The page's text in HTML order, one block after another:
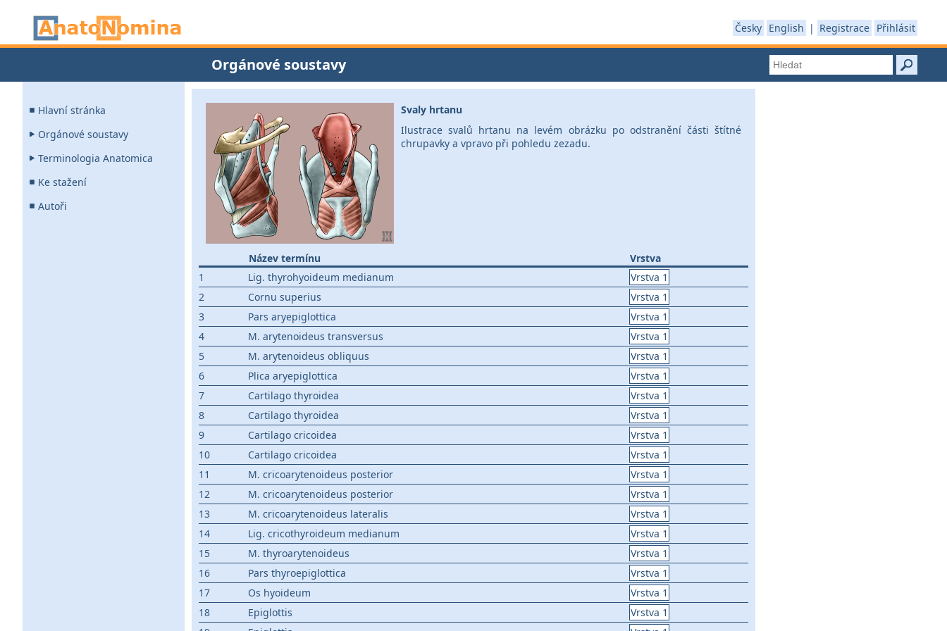
Česky English | Registrace Přihlásit
Orgánové soustavy
Hlavní stránka
Orgánové soustavy
Terminologia Anatomica
Ke stažení
Autoři
Svaly hrtanu
Ilustrace svalů hrtanu na levém obrázku po odstranění části štítné
chrupavky a vpravo při pohledu zezadu.
Název termínu
Vrstva
1
Lig. thyrohyoideum medianum
Vrstva 1
2
Cornu superius
Vrstva 1
3
Pars aryepiglottica
Vrstva 1
4
M. arytenoideus transversus
Vrstva 1
5
M. arytenoideus obliquus
Vrstva 1
6
Plica aryepiglottica
Vrstva 1
7
Cartilago thyroidea
Vrstva 1
8
Cartilago thyroidea
Vrstva 1
9
Cartilago cricoidea
Vrstva 1
10
Cartilago cricoidea
Vrstva 1
11
M. cricoarytenoideus posterior
Vrstva 1
12
M. cricoarytenoideus posterior
Vrstva 1
13
M. cricoarytenoideus lateralis
Vrstva 1
14
Lig. cricothyroideum medianum
Vrstva 1
15
M. thyroarytenoideus
Vrstva 1
16
Pars thyroepiglottica
Vrstva 1
17
Os hyoideum
Vrstva 1
18
Epiglottis
Vrstva 1